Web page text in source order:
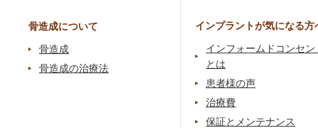
骨造成について
骨造成
骨造成の治療法
インプラントが気になる方
インフォームドコンセン
とは
患者様の声
治療費
保証とメンテナンス